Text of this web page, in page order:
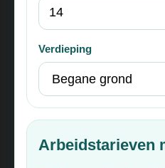
Verdieping
Arbeidstarieven